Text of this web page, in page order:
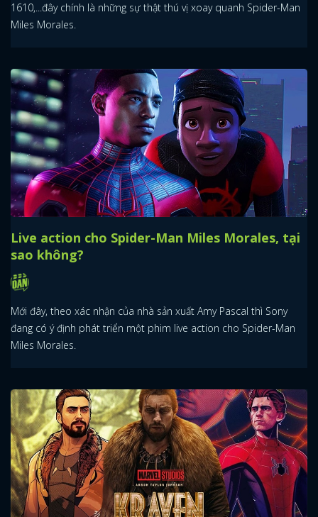
1610,...đây chính là những sự thật thú vị xoay quanh Spider-Man
Miles Morales.
Live action cho Spider-Man Miles Morales, tại
sao không?
Mới đây, theo xác nhận của nhà sản xuất Amy Pascal thì Sony
đang có ý định phát triển một phim live action cho Spider-Man
Miles Morales.